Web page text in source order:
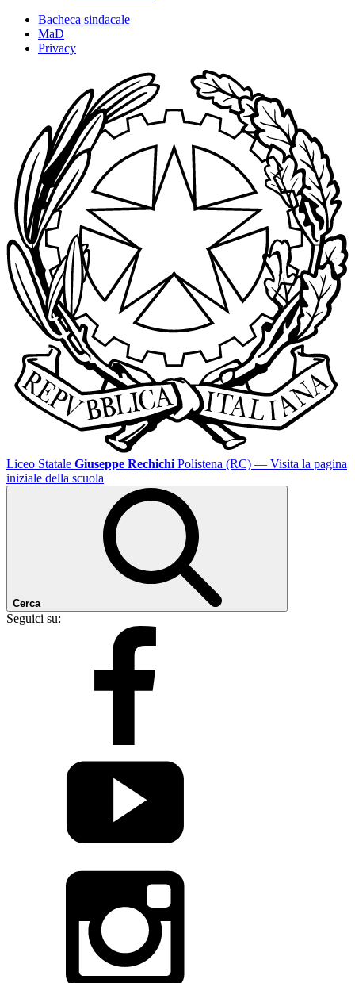
Bacheca sindacale
MaD
Privacy
Liceo Statale Giuseppe Rechichi Polistena (RC) — Visita la pagina
iniziale della scuola
Cerca
Seguici su: